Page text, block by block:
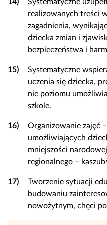
14)
Systematyczne
realizowanych treści
zagadnienia,
dziecka zmian i
bezpieczeństwa i
15)
Systematyczne
uczenia się dziecka,
nie poziomu
szkole.
16)
Organizowanie zajęć
umożliwiających
mniejszości
regionalnego –
17)
Tworzenie sytuacji
budowaniu
nowożytnym, chęci